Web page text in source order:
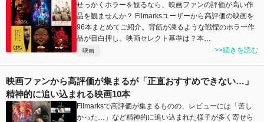
せっかくホラーを観るなら、映画ファンの評価が高い作
品を観ませんか？ Filmarksユーザーから高評価の映画を
96本まとめてご紹介。背筋が凍るような戦慄のホラー作
品が目白押し。映画セレクト基準は？本…
映画 >>続きを読む
映画ファンから高評価が集まるが「正直おすすめできない…」
精神的に追い込まれる映画10本
Filmarksで高評価が集まるものの、レビューには「苦し
かった…」など精神的に追い込まれた様子が多く寄せら